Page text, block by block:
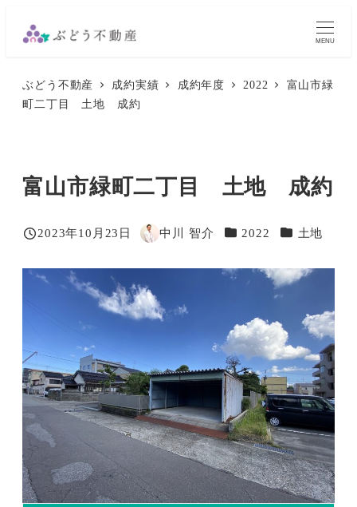
MENU
ぶどう不動産 成約実績 成約年度 2022
富山市緑
町二丁目 土地 成約
富山市緑町二丁目 土地 成約
投稿日
2023年10月23日
著
中川 智介 カテゴリー
2022 カテゴリー
土地